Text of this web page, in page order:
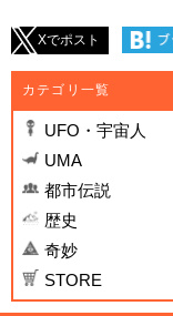
Xでポスト
カテゴリ一覧
UFO・宇宙人
UMA
都市伝説
歴史
奇妙
STORE